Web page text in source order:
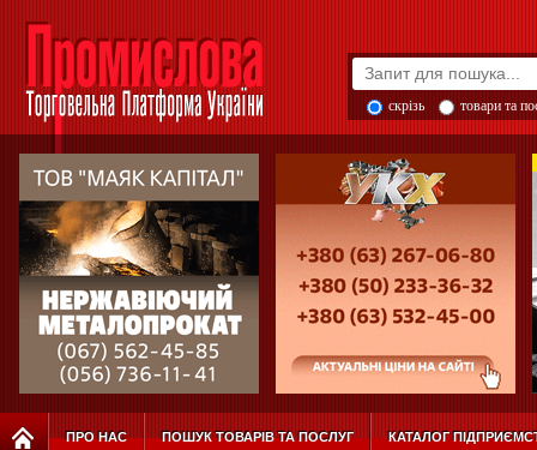
скрізь товари та
ПРО НАС ПОШУК ТОВАРІВ ТА ПОСЛУГ КАТАЛОГ